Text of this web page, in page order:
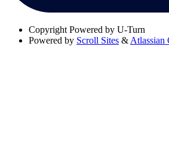
Copyright Powered by U-Turn
Powered by Scroll Sites & Atlassian